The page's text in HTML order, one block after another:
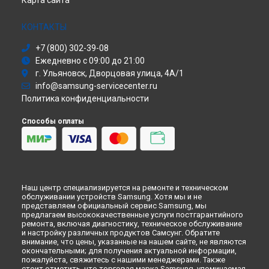
Ремонт фотоаппарата WB2200F Samsung в
Ремонт фотоаппарата WB2200F Samsung в
Моноблок
Атс
Смарт-часы
Варочная панель
Посудомоечная машина
Морозильная камера
Кондиционер
Духовой шкаф
Вытяжка
КОНТАКТЫ
+7 (800) 302-39-08
Ежедневно с 09:00 до 21:00
г. Ульяновск, Дворцовая улица, 4А/1
info@samsung-servicecenter.ru
Политика конфиденциальности
Способы оплаты
Наш центр специализируется на ремонте и техническом
обслуживании устройств Samsung. Хотя мы и не
представляем официальный сервис Samsung, мы
предлагаем высококачественные услуги постгарантийного
ремонта, включая диагностику, техническое обслуживание
и настройку различных продуктов Самсунг. Обратите
внимание, что цены, указанные на нашем сайте, не являются
окончательными; для получения актуальной информации,
пожалуйста, свяжитесь с нашими менеджерами. Также